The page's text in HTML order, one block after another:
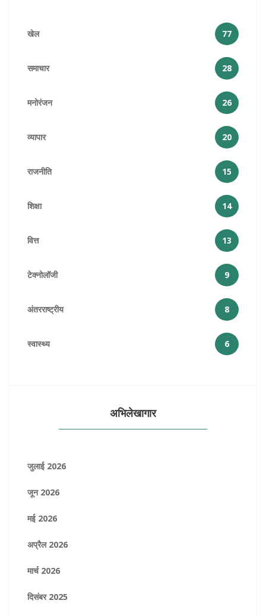
खेल 77
समाचार 28
मनोरंजन 26
व्यापार 20
राजनीति 15
शिक्षा 14
वित्त 13
टेक्नोलॉजी 9
अंतरराष्ट्रीय 8
स्वास्थ्य 6
अभिलेखागार
जुलाई 2026
जून 2026
मई 2026
अप्रैल 2026
मार्च 2026
दिसंबर 2025